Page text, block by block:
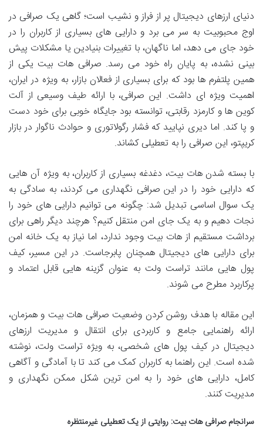
دنیای ارزهای دیجیتال پر از فراز و نشیب است؛ گاهی یک صرافی در
اوج محبوبیت به سر می برد و دارایی های بسیاری از کاربران را در
خود جای می دهد، اما ناگهان، با تغییرات بنیادین یا مشکلات پیش
بینی نشده، به پایان راه خود می رسد. صرافی هات بیت یکی از
همین پلتفرم ها بود که برای بسیاری از فعالان بازار، به ویژه در ایران،
اهمیت ویژه ای داشت. این صرافی، با ارائه طیف وسیعی از آلت
کوین ها و کارمزد رقابتی، توانسته بود جایگاه خوبی برای خود دست
و پا کند. اما دیری نپایید که فشار رگولاتوری و حوادث ناگوار در بازار
کریپتو، این صرافی را به تعطیلی کشاند.
با بسته شدن هات بیت، دغدغه بسیاری از کاربران، به ویژه آن هایی
که دارایی خود را در این صرافی نگهداری می کردند، به سادگی به
یک سوال اساسی تبدیل شد: چگونه می توانیم دارایی های خود را
نجات دهیم و به یک جای امن منتقل کنیم؟ هرچند دیگر راهی برای
برداشت مستقیم از هات بیت وجود ندارد، اما نیاز به یک خانه امن
برای دارایی های دیجیتال همچنان پابرجاست. در این مسیر، کیف
پول هایی مانند تراست ولت به عنوان گزینه هایی قابل اعتماد و
پرکاربرد مطرح می شوند.
این مقاله با هدف روشن کردن وضعیت صرافی هات بیت و همزمان،
ارائه راهنمایی جامع و کاربردی برای انتقال و مدیریت ارزهای
دیجیتال در کیف پول های شخصی، به ویژه تراست ولت، نوشته
شده است. این راهنما به کاربران کمک می کند تا با آمادگی و آگاهی
کامل، دارایی های خود را به امن ترین شکل ممکن نگهداری و
مدیریت کنند.
سرانجام صرافی هات بیت: روایتی از یک تعطیلی غیرمنتظره